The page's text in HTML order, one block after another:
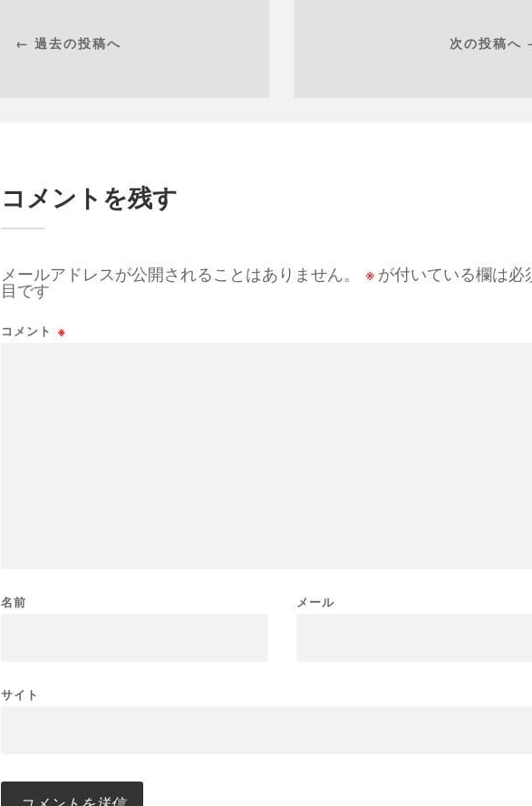
← 過去の投稿へ 次の投稿へ
コメントを残す
メールアドレスが公開されることはありません。 ※ が付いている欄は必
目です
コメント ※
名前 メール
サイト